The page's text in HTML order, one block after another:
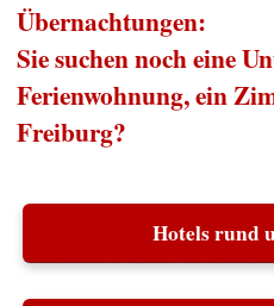
Übernachtungen:
Sie suchen noch eine
Ferienwohnung, ein
Freiburg?
Hotels rund